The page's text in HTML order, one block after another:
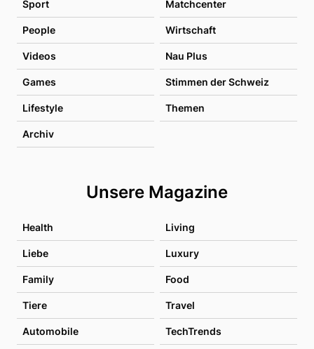
Sport Matchcenter
People Wirtschaft
Videos Nau Plus
Games Stimmen der Schweiz
Lifestyle Themen
Archiv
Unsere Magazine
Health Living
Liebe Luxury
Family Food
Tiere Travel
Automobile TechTrends